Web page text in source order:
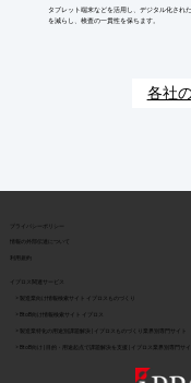
タブレット端末などを活用し、デジタル化され
を減らし、検査の一貫性を保ちます。
各社
​情報の外部伝達について
イプロス関連サービス
> 製造業向け情報検索サイト イプロスものづくり
> BtoB向け | 目的・用途起点で課題解決を支援 | イプロス業界別専門サイ
> BtoB向け情報検索サイト イプロス
> 製造業特化の用途別課題解決 | イプロスものづくり業界別専門サイト